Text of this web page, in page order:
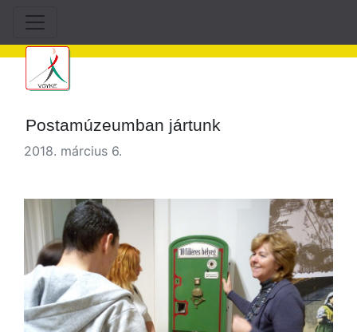
Postamúzeumban jártunk
2018. március 6.